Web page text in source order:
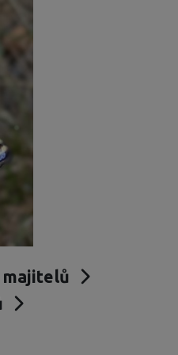
majitelů